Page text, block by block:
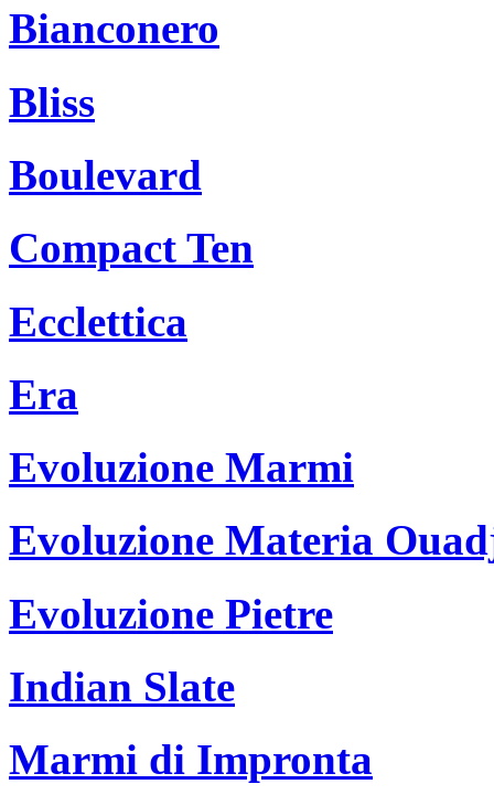
Bianconero
Bliss
Boulevard
Compact Ten
Ecclettica
Era
Evoluzione Marmi
Evoluzione Materia
Evoluzione Pietre
Indian Slate
Marmi di Impronta